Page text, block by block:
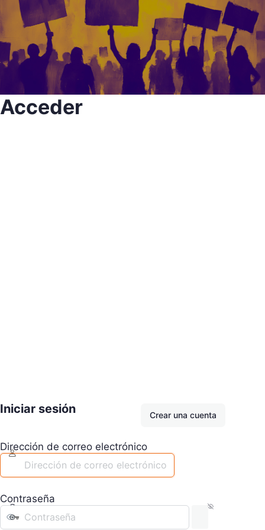
Acceder
Iniciar sesión Crear una cuenta
Dirección de correo electrónico
Contraseña